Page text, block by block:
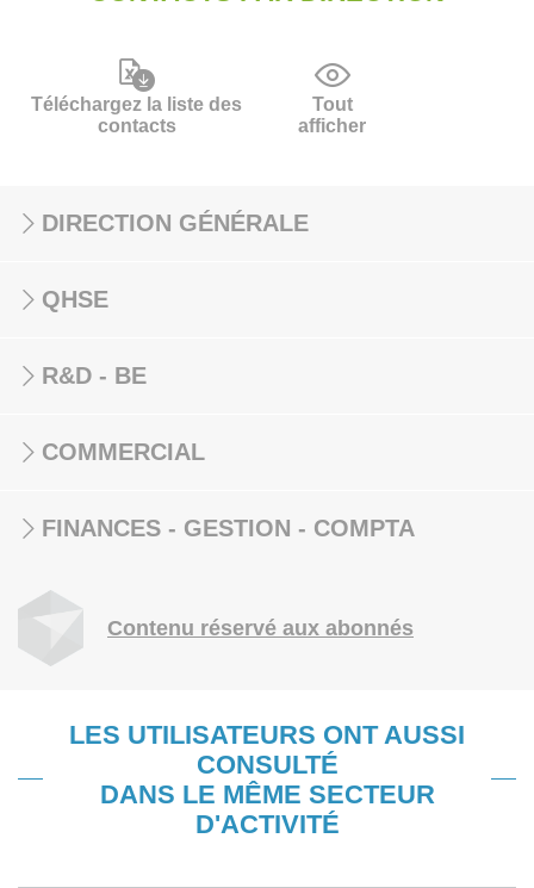
Téléchargez la liste des
contacts
Tout
afficher
DIRECTION GÉNÉRALE
QHSE
R&D - BE
COMMERCIAL
FINANCES - GESTION - COMPTA
Contenu réservé aux abonnés
LES UTILISATEURS ONT AUSSI
CONSULTÉ
DANS LE MÊME SECTEUR
D'ACTIVITÉ